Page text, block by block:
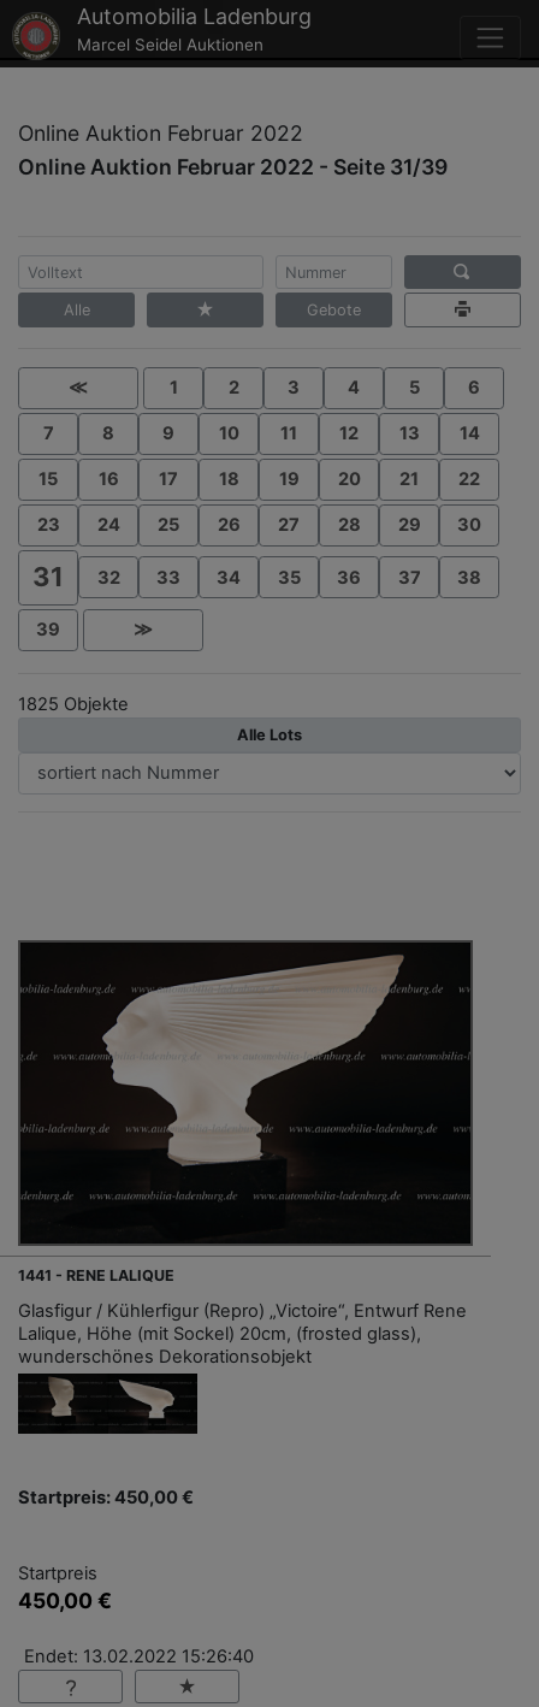
Automobilia Ladenburg
Marcel Seidel Auktionen
Online Auktion Februar 2022
Online Auktion Februar 2022 - Seite 31/39
Alle Gebote
≪ 1 2 3 4 5 6
7 8 9 10 11 12 13 14
15 16 17 18 19 20 21 22
23 24 25 26 27 28 29 30
31 32 33 34 35 36 37 38
39 ≫
1825 Objekte
Alle Lots
1441 - RENE LALIQUE
Glasfigur / Kühlerfigur (Repro) „Victoire“, Entwurf Rene
Lalique, Höhe (mit Sockel) 20cm, (frosted glass),
wunderschönes Dekorationsobjekt
Startpreis: 450,00 €
Startpreis
450,00 €
Endet: 13.02.2022 15:26:40